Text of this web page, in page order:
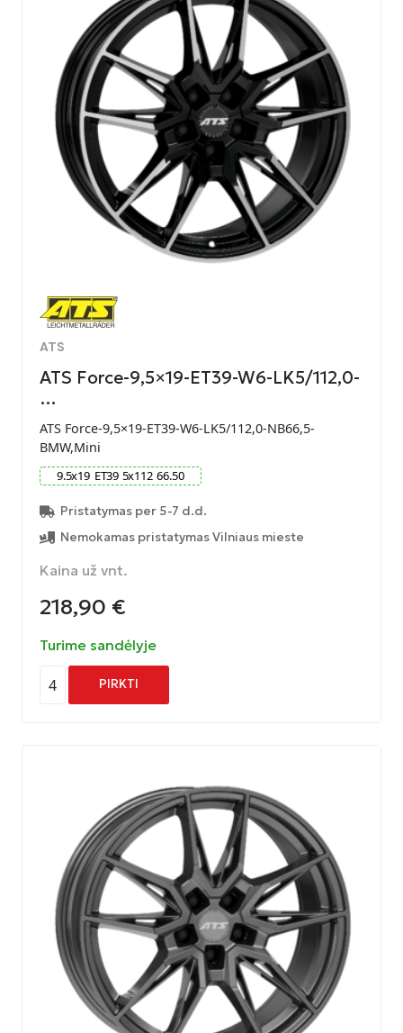
ATS
ATS Force-9,5×19-ET39-W6-LK5/112,0-
…
ATS Force-9,5×19-ET39-W6-LK5/112,0-NB66,5-
BMW,Mini
9.5x19 ET39 5x112 66.50
Pristatymas per 5-7 d.d.
Nemokamas pristatymas Vilniaus mieste
Kaina už vnt.
218,90 €
Turime sandėlyje
4 PIRKTI